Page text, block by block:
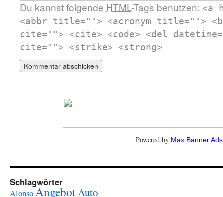
Du kannst folgende HTML-Tags benutzen: <a
<abbr title=""> <acronym title="">
cite=""> <cite> <code> <del
cite=""> <strike> <strong>
Powered by Max Banner Ads
Schlagwörter
AlonsoAngebotAuto